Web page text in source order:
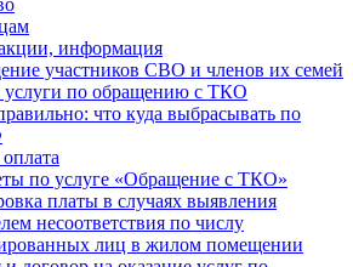
информация
участников СВО и членов их семей
услуги по обращению с ТКО
что куда выбрасывать по
по услуге «Обращение с ТКО»
платы в случаях выявления
несоответствия по числу
лиц в жилом помещении